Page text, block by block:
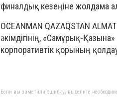
финалдық кезеңіне жолдама
OCEANMAN QAZAQSTAN
әкімдігінің, «Самұрық-
корпоративтік қорының
Если вы заметили ошибку, выделите